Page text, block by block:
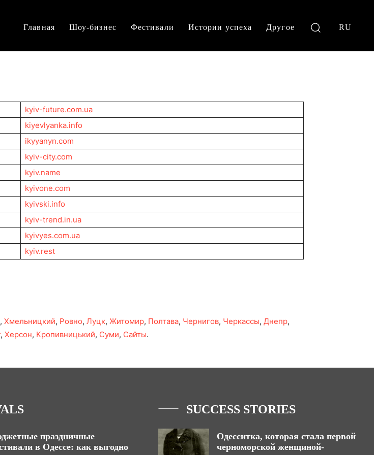
Главная Шоу-бизнес Фестивали Истории успеха Другое RU
kyiv-future.com.ua
kiyevlyanka.info
ikyyanyn.com
kyiv-city.com
kyiv.name
kyivone.com
kyivski.info
kyiv-trend.in.ua
kyivyes.com.ua
kyiv.rest
, Хмельницкий, Ровно, Луцк, Житомир, Полтава, Чернигов, Черкассы, Днепр,
, Херсон, Кропивницький, Суми, Сайты.
праздничные
в Одессе: как выгодно
SUCCESS STORIES
Одесситка, которая стала первой
черноморской женщиной-